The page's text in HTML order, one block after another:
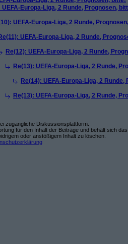
UEFA-Europa-Liga, 2 Runde, Prognosen,
UEFA-Europa-Liga, 2 Runde,
UEFA-Europa-Liga, 2 Runde,
Re(12): UEFA-Europa-Liga, 2 Runde,
Re(13): UEFA-Europa-Liga, 2 Runde,
Re(14): UEFA-Europa-Liga, 2
Re(13): UEFA-Europa-Liga, 2 Runde,
zugängliche Diskussionsplattform.
für den Inhalt der Beiträge und behält sich das
oder anstößigem Inhalt zu löschen.